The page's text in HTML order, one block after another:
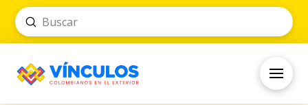
Search
Submit